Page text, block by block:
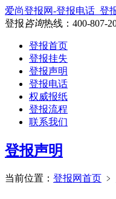
爱尚登报网-登报电话_登
登报咨询热线： 400-807-
登报首页
登报挂失
登报声明
登报电话
权威报纸
登报流程
联系我们
登报声明
当前位置： 登报网首页 ﹥